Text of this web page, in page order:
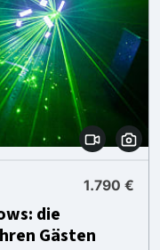
1.790 €
die
Gästen